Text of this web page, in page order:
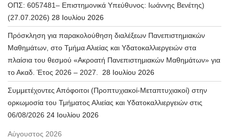
ΟΠΣ: 6057481– Επιστημονικά Υπεύθυνος: Ιωάννης Βενέτης)
(27.07.2026) 28 Ιουλίου 2026
Πρόσκληση για παρακολούθηση διαλέξεων Πανεπιστημιακών
Μαθημάτων, στο Τμήμα Αλιείας και Υδατοκαλλιεργειών στα
πλαίσια του θεσμού «Ακροατή Πανεπιστημιακών Μαθημάτων» για
το Ακαδ. Έτος 2026 – 2027.
28 Ιουλίου 2026
Συμμετέχοντες Απόφοιτοι (Προπτυχιακοί-Μεταπτυχιακοί) στην
ορκωμοσία του Τμήματος Αλιείας και Υδατοκαλλιεργειών στις
06/08/2026 24 Ιουλίου 2026
Αύγουστος 2026